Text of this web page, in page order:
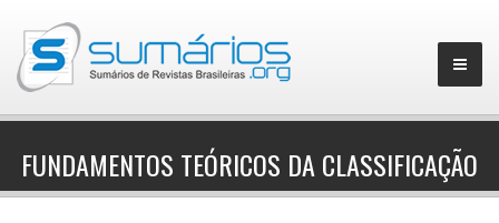
▼
FUNDAMENTOS TEÓRICOS DA CLASSIFICAÇÃO